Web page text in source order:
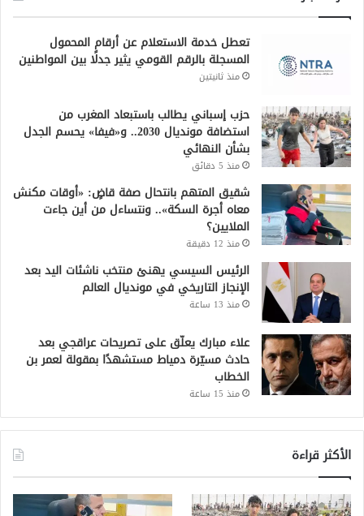
تعطل خدمة الاستعلام عن أرقام المحمول
المسجلة بالرقم القومي يثير جدلًا بين المواطنين
منذ ثانيتين
حزب إسباني يطالب باستبعاد المغرب من
استضافة مونديال 2030.. و«فيفا» يحسم الجدل
بشأن النهائي
منذ 5 دقائق
شقيق المتهم بانتحال صفة قاضٍ: «أوقات مكنش
معاه أجرة السكة».. ونتساءل من أين جاءت
الملايين؟
منذ 12 دقيقة
الرئيس السيسي يهنئ منتخب ناشئات اليد بعد
الإنجاز التاريخي في مونديال العالم
منذ 13 ساعة
علاء مبارك يعلّق على تصريحات عراقجي بعد
حادث مسيّرة دمياط مستشهدًا بمقولة لعمر بن
الخطاب
منذ 15 ساعة
الأكثر قراءة